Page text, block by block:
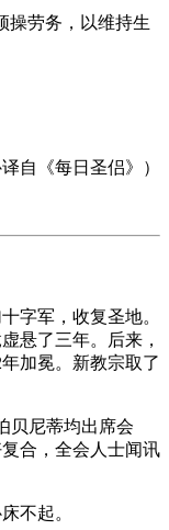
操劳务，以维持生
译自《每日圣侣》）
字军，收复圣地。
悬了三年。后来，
加冕。新教宗取了
贝尼蒂均出席会
合，全会人士闻讯
不起。